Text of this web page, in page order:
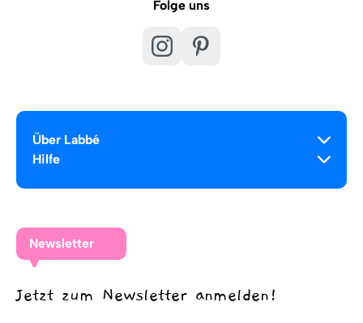
Folge uns
Über Labbé
Hilfe
Newsletter
Jetzt zum Newsletter anmelden!